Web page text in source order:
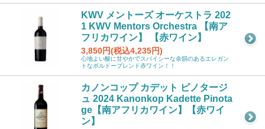
KWV メントーズ オーケストラ 202
1 KWV Mentors Orchestra 【南ア
フリカワイン】 【赤ワイン】
3,850円(税込4,235円)
心地よい酸に甘やかでスパイシーな余韻のあるエレガン
トなボルドーブレンド赤ワイン！！
カノンコップ カデット ピノタージ
ュ 2024 Kanonkop Kadette Pinota
ge【南アフリカワイン】【赤ワイ
ン】